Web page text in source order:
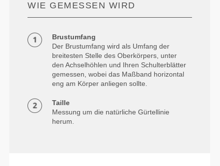
WIE GEMESSEN WIRD
Brustumfang
Der Brustumfang wird als Umfang der
breitesten Stelle des Oberkörpers, unter
den Achselhöhlen und Ihren Schulterblätter
gemessen, wobei das Maßband horizontal
eng am Körper anliegen sollte.
Taille
Messung um die natürliche Gürtellinie
herum.